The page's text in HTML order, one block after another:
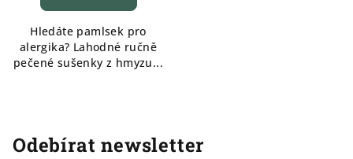
Hledáte pamlsek pro
alergika? Lahodné ručně
pečené sušenky z hmyzu...
Odebírat newsletter